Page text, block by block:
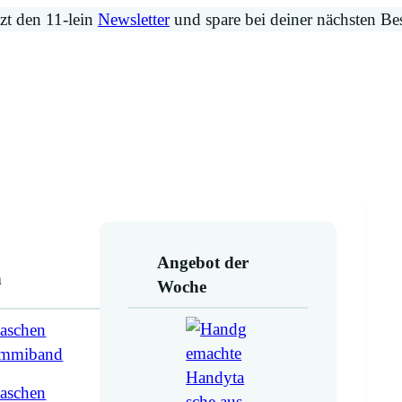
den 11-lein Newsletterund spare bei deiner nächsten
Angebot der
Woche